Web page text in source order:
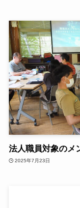
法人職員対象のメ
2025年7月23日